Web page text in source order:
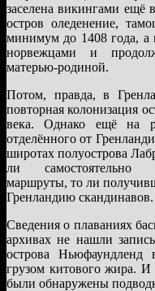
заселена викингами ещё
остров оледенение,
минимум до 1408 года, а
норвежцами и
матерью-родиной.
Потом, правда, в
повторная колонизация
века. Однако ещё на
отделённого от
широтах полуострова
ли самостоятельно
маршруты, то ли
Гренландию скандинавов.
Сведения о плаваниях
архивах не нашли
острова
грузом китового жира. И
были обнаружены